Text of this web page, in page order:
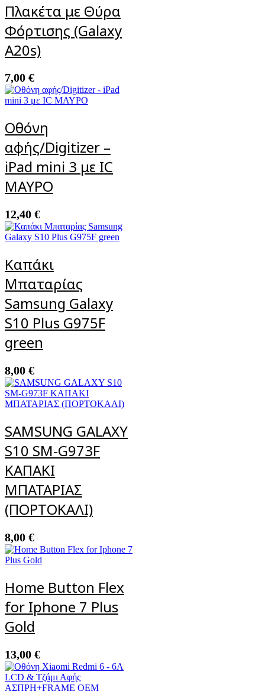
Πλακέτα με Θύρα
Φόρτισης (Galaxy
A20s)
7,00 €
Οθόνη
αφής/Digitizer –
iPad mini 3 με IC
ΜΑΥΡΟ
12,40 €
Καπάκι
Μπαταρίας
Samsung Galaxy
S10 Plus G975F
green
8,00 €
SAMSUNG GALAXY
S10 SM-G973F
ΚΑΠΑΚΙ
ΜΠΑΤΑΡΙΑΣ
(ΠΟΡΤΟΚΑΛΙ)
8,00 €
Home Button Flex
for Iphone 7 Plus
Gold
13,00 €